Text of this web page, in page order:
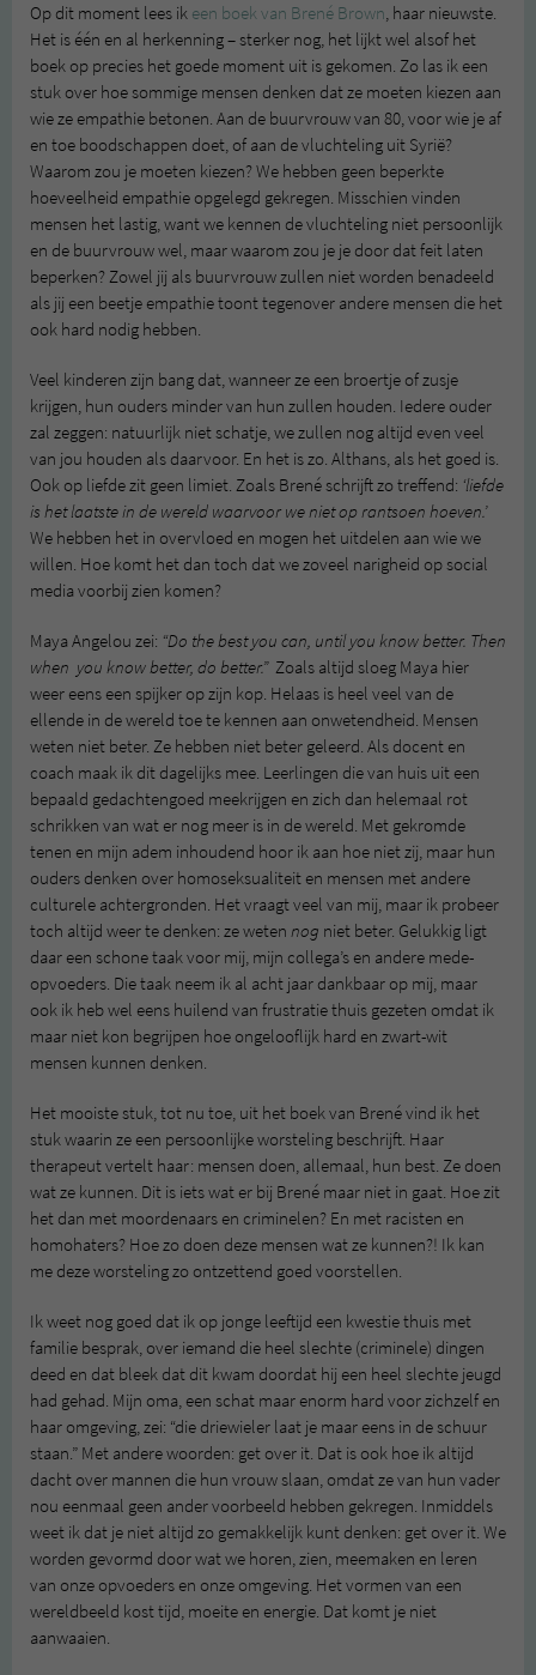
Op dit moment lees ik een boek van Brené Brown, haar nieuwste.
Het is één en al herkenning – sterker nog, het lijkt wel alsof het
boek op precies het goede moment uit is gekomen. Zo las ik een
stuk over hoe sommige mensen denken dat ze moeten kiezen aan
wie ze empathie betonen. Aan de buurvrouw van 80, voor wie je af
en toe boodschappen doet, of aan de vluchteling uit Syrië?
Waarom zou je moeten kiezen? We hebben geen beperkte
hoeveelheid empathie opgelegd gekregen. Misschien vinden
mensen het lastig, want we kennen de vluchteling niet persoonlijk
en de buurvrouw wel, maar waarom zou je je door dat feit laten
beperken? Zowel jij als buurvrouw zullen niet worden benadeeld
als jij een beetje empathie toont tegenover andere mensen die het
ook hard nodig hebben.
Veel kinderen zijn bang dat, wanneer ze een broertje of zusje
krijgen, hun ouders minder van hun zullen houden. Iedere ouder
zal zeggen: natuurlijk niet schatje, we zullen nog altijd even veel
van jou houden als daarvoor. En het is zo. Althans, als het goed is.
Ook op liefde zit geen limiet. Zoals Brené schrijft zo treffend: ‘liefde
is het laatste in de wereld waarvoor we niet op rantsoen hoeven.’
We hebben het in overvloed en mogen het uitdelen aan wie we
willen. Hoe komt het dan toch dat we zoveel narigheid op social
media voorbij zien komen?
Maya Angelou zei: “Do the best you can, until you know better. Then
when you know better, do better.” Zoals altijd sloeg Maya hier
weer eens een spijker op zijn kop. Helaas is heel veel van de
ellende in de wereld toe te kennen aan onwetendheid. Mensen
weten niet beter. Ze hebben niet beter geleerd. Als docent en
coach maak ik dit dagelijks mee. Leerlingen die van huis uit een
bepaald gedachtengoed meekrijgen en zich dan helemaal rot
schrikken van wat er nog meer is in de wereld. Met gekromde
tenen en mijn adem inhoudend hoor ik aan hoe niet zij, maar hun
ouders denken over homoseksualiteit en mensen met andere
culturele achtergronden. Het vraagt veel van mij, maar ik probeer
toch altijd weer te denken: ze weten nog niet beter. Gelukkig ligt
daar een schone taak voor mij, mijn collega’s en andere mede-
opvoeders. Die taak neem ik al acht jaar dankbaar op mij, maar
ook ik heb wel eens huilend van frustratie thuis gezeten omdat ik
maar niet kon begrijpen hoe ongelooflijk hard en zwart-wit
mensen kunnen denken.
Het mooiste stuk, tot nu toe, uit het boek van Brené vind ik het
stuk waarin ze een persoonlijke worsteling beschrijft. Haar
therapeut vertelt haar: mensen doen, allemaal, hun best. Ze doen
wat ze kunnen. Dit is iets wat er bij Brené maar niet in gaat. Hoe zit
het dan met moordenaars en criminelen? En met racisten en
homohaters? Hoe zo doen deze mensen wat ze kunnen?! Ik kan
me deze worsteling zo ontzettend goed voorstellen.
Ik weet nog goed dat ik op jonge leeftijd een kwestie thuis met
familie besprak, over iemand die heel slechte (criminele) dingen
deed en dat bleek dat dit kwam doordat hij een heel slechte jeugd
had gehad. Mijn oma, een schat maar enorm hard voor zichzelf en
haar omgeving, zei: “die driewieler laat je maar eens in de schuur
staan.” Met andere woorden: get over it. Dat is ook hoe ik altijd
dacht over mannen die hun vrouw slaan, omdat ze van hun vader
nou eenmaal geen ander voorbeeld hebben gekregen. Inmiddels
weet ik dat je niet altijd zo gemakkelijk kunt denken: get over it. We
worden gevormd door wat we horen, zien, meemaken en leren
van onze opvoeders en onze omgeving. Het vormen van een
wereldbeeld kost tijd, moeite en energie. Dat komt je niet
aanwaaien.